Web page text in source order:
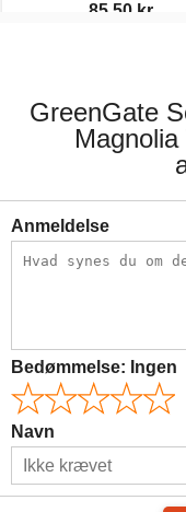
85,50 kr.
GreenGate
Anmeldelse
Bedømmelse: Ingen
Navn